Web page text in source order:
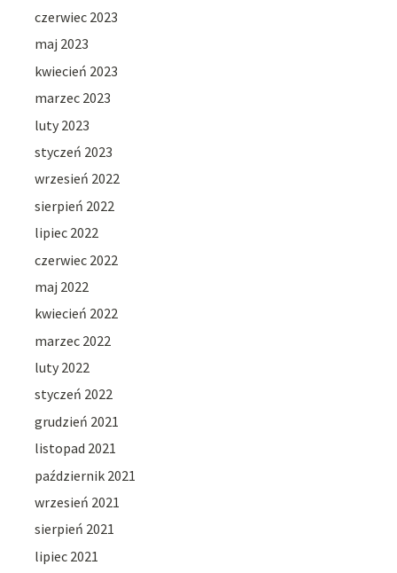
czerwiec 2023
maj 2023
kwiecień 2023
marzec 2023
luty 2023
styczeń 2023
wrzesień 2022
sierpień 2022
lipiec 2022
czerwiec 2022
maj 2022
kwiecień 2022
marzec 2022
luty 2022
styczeń 2022
grudzień 2021
listopad 2021
październik 2021
wrzesień 2021
sierpień 2021
lipiec 2021